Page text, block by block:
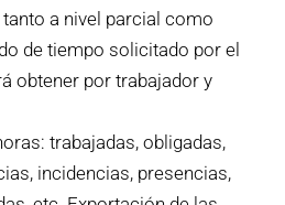
a nivel parcial como
de tiempo solicitado por el
obtener por trabajador y
trabajadas, obligadas,
incidencias, presencias,